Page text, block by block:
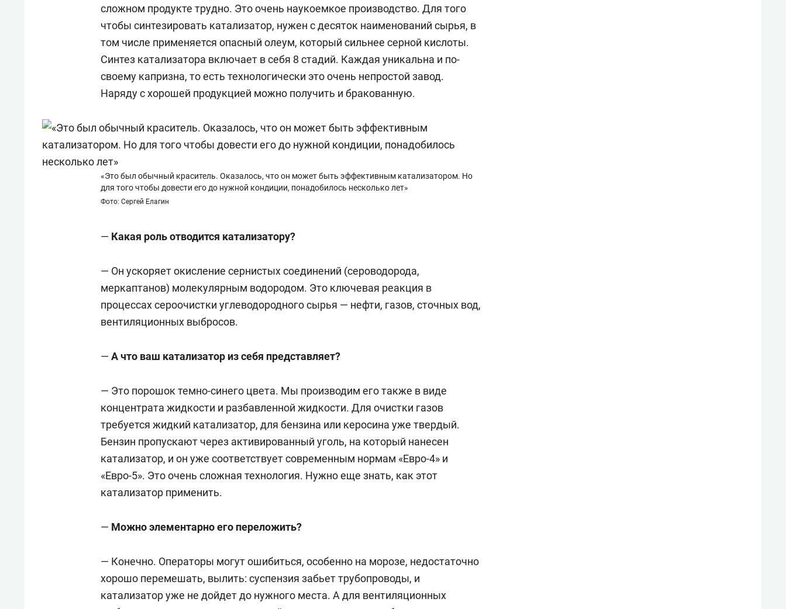
сложном продукте трудно. Это очень наукоемкое производство. Для того
чтобы синтезировать катализатор, нужен с десяток наименований сырья, в
том числе применяется опасный олеум, который сильнее серной кислоты.
Синтез катализатора включает в себя 8 стадий. Каждая уникальна и по-
своему капризна, то есть технологически это очень непростой завод.
Наряду с хорошей продукцией можно получить и бракованную.
«Это был обычный краситель. Оказалось, что он может быть эффективным катализатором. Но
для того чтобы довести его до нужной кондиции, понадобилось несколько лет»
Фото: Сергей Елагин
— Какая роль отводится катализатору?
— Он ускоряет окисление сернистых соединений (сероводорода,
меркаптанов) молекулярным водородом. Это ключевая реакция в
процессах сероочистки углеводородного сырья — нефти, газов, сточных вод,
вентиляционных выбросов.
— А что ваш катализатор из себя представляет?
— Это порошок темно-синего цвета. Мы производим его также в виде
концентрата жидкости и разбавленной жидкости. Для очистки газов
требуется жидкий катализатор, для бензина или керосина уже твердый.
Бензин пропускают через активированный уголь, на который нанесен
катализатор, и он уже соответствует современным нормам «Евро-4» и
«Евро-5». Это очень сложная технология. Нужно еще знать, как этот
катализатор применить.
— Можно элементарно его переложить?
— Конечно. Операторы могут ошибиться, особенно на морозе, недостаточно
хорошо перемешать, вылить: суспензия забьет трубопроводы, и
катализатор уже не дойдет до нужного места. А для вентиляционных